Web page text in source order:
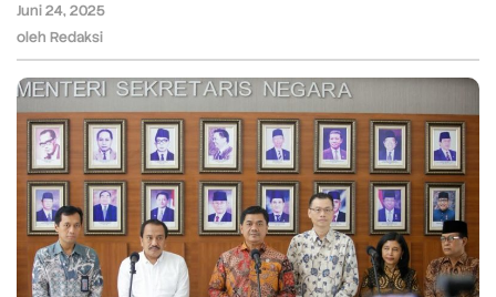
Juni 24, 2025
oleh Redaksi